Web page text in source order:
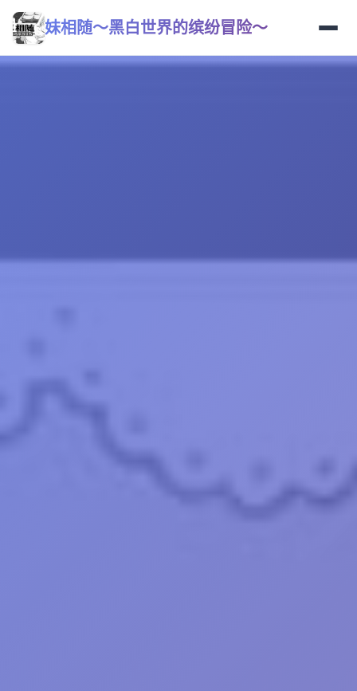
妹相随～黑白世界的缤纷冒险～